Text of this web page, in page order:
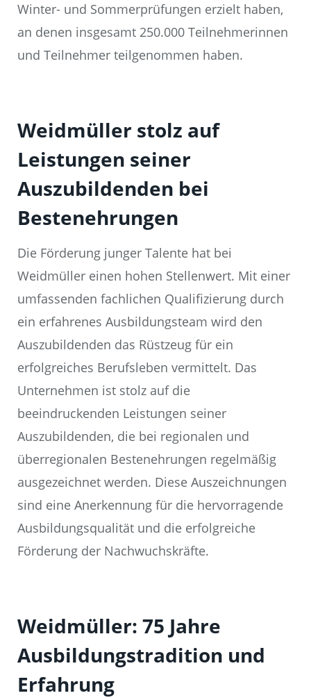
Winter- und Sommerprüfungen erzielt haben,
an denen insgesamt 250.000 Teilnehmerinnen
und Teilnehmer teilgenommen haben.
Weidmüller stolz auf
Leistungen seiner
Auszubildenden bei
Bestenehrungen
Die Förderung junger Talente hat bei
Weidmüller einen hohen Stellenwert. Mit einer
umfassenden fachlichen Qualifizierung durch
ein erfahrenes Ausbildungsteam wird den
Auszubildenden das Rüstzeug für ein
erfolgreiches Berufsleben vermittelt. Das
Unternehmen ist stolz auf die
beeindruckenden Leistungen seiner
Auszubildenden, die bei regionalen und
überregionalen Bestenehrungen regelmäßig
ausgezeichnet werden. Diese Auszeichnungen
sind eine Anerkennung für die hervorragende
Ausbildungsqualität und die erfolgreiche
Förderung der Nachwuchskräfte.
Weidmüller: 75 Jahre
Ausbildungstradition und
Erfahrung